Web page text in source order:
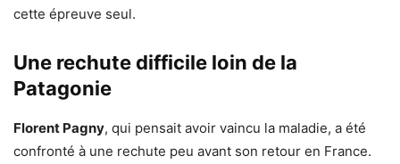
cette épreuve seul.
Une rechute difficile loin de la
Patagonie
Florent Pagny, qui pensait avoir vaincu la maladie, a été
confronté à une rechute peu avant son retour en France.